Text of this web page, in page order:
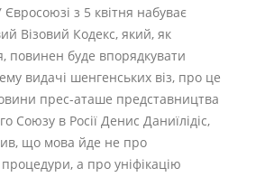
саду
з 5 квітня набуває
Візовий Кодекс, який, як
повинен буде впорядкувати
видачі шенгенських віз, про це
прес-аташе представництва
Союзу в Росії Денис Даниїлідіс,
що мова йде не про
а про уніфікацію